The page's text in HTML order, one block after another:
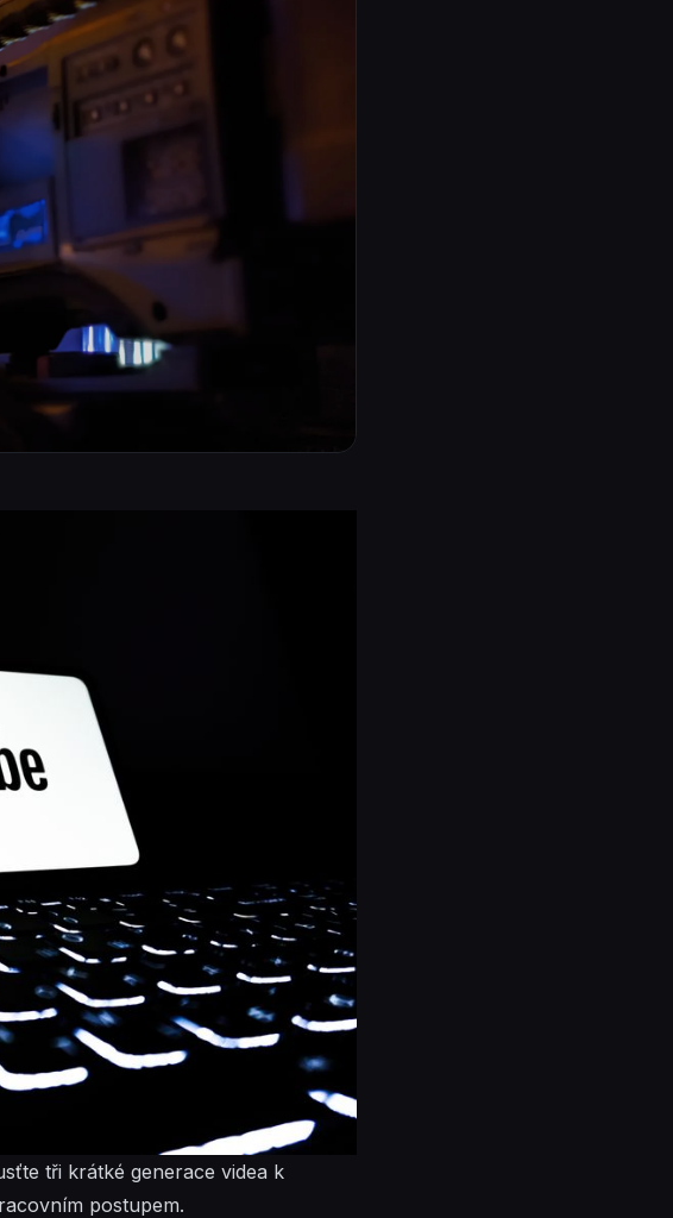
tři krátké generace videa k
postupem.